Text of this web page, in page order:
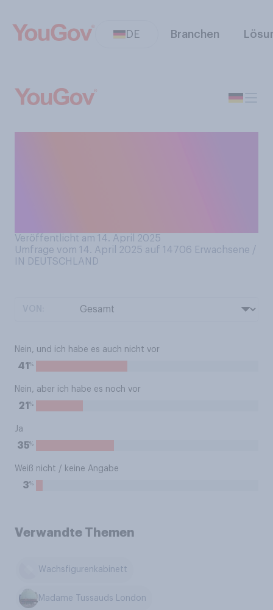
DE Branchen
Veröffentlicht am 14. April 2025
Umfrage vom 14. April 2025 auf 14706 Erwachsene /
IN DEUTSCHLAND
Nein, und ich habe es auch nicht vor
41 %
Nein, aber ich habe es noch vor
21 %
Ja
35%
Weiß nicht / keine Angabe
3%
Verwandte Themen
Wachsfigurenkabinett
Madame Tussauds London